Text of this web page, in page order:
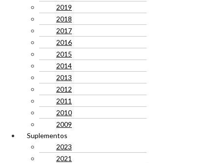
2019
2018
2017
2016
2015
2014
2013
2012
2011
2010
2009
Suplementos
2023
2021